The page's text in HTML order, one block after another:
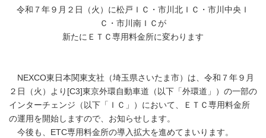
令和７年９月２日（火）に松戸ＩＣ・市川北ＩＣ・市川中央Ｉ
Ｃ・市川南ＩＣが
新たにＥＴＣ専用料金所に変わります
NEXCO東日本関東支社（埼玉県さいたま市）は、令和７年９月
２日（火）より[C3]東京外環自動車道（以下「外環道」）の一部の
インターチェンジ（以下「ＩＣ」）において、ＥＴＣ専用料金所
の運用を開始しますので、お知らせします。
今後も、ETC専用料金所の導入拡大を進めてまいります。